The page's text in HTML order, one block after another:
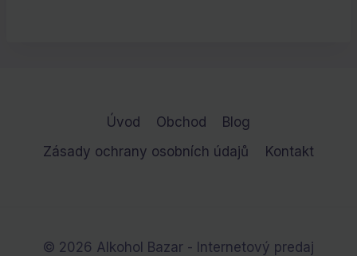
Úvod Obchod
Blog
Zásady ochrany osobních údajů
Kontakt
© 2026 Alkohol Bazar - Internetový predaj